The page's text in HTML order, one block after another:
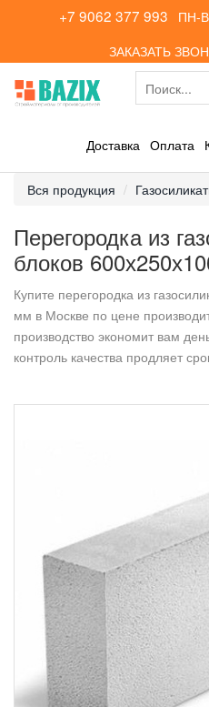
+7 9062 377 993
ПН-
ЗАКАЗАТЬ
Доставка Оплата
Вся продукция
Перегородка из
блоков
Купите перегородка из
мм в Москве по цене
производство экономит вам
контроль качества продляет